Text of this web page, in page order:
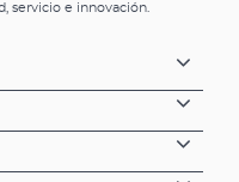
servicio e innovación.